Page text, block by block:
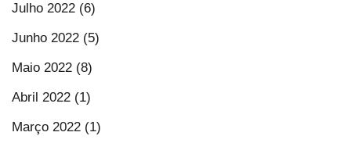
Julho 2022 (6)
Junho 2022 (5)
Maio 2022 (8)
Abril 2022 (1)
Março 2022 (1)